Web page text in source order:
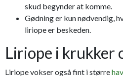
skud begynder at komme.
Gødning er kun nødvendig,
liriope er beskeden.
Liriope i krukker
Liriope vokser også fint i større